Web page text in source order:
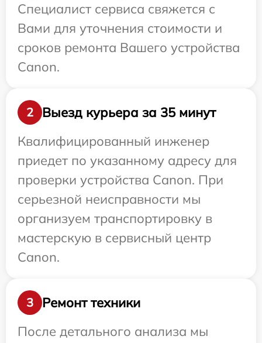
Специалист сервиса свяжется с
Вами для уточнения стоимости и
сроков ремонта Вашего устройства
Canon.
2
Выезд курьера за 35 минут
Квалифицированный инженер
приедет по указанному адресу для
проверки устройства Canon. При
серьезной неисправности мы
организуем транспортировку в
мастерскую в сервисный центр
Canon.
3
Ремонт техники
После детального анализа мы